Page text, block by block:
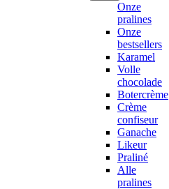
Onze
pralines
Onze
bestsellers
Karamel
Volle
chocolade
Botercrème
Crème
confiseur
Ganache
Likeur
Praliné
Alle
pralines